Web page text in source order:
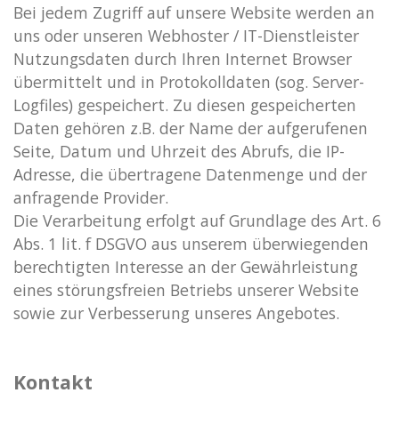
Bei jedem Zugriff auf unsere Website werden an
uns oder unseren Webhoster / IT-Dienstleister
Nutzungsdaten durch Ihren Internet Browser
übermittelt und in Protokolldaten (sog. Server-
Logfiles) gespeichert. Zu diesen gespeicherten
Daten gehören z.B. der Name der aufgerufenen
Seite, Datum und Uhrzeit des Abrufs, die IP-
Adresse, die übertragene Datenmenge und der
anfragende Provider.
Die Verarbeitung erfolgt auf Grundlage des Art. 6
Abs. 1 lit. f DSGVO aus unserem überwiegenden
berechtigten Interesse an der Gewährleistung
eines störungsfreien Betriebs unserer Website
sowie zur Verbesserung unseres Angebotes.
Kontakt